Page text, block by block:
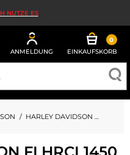
NUTZE ES
ANMELDUNG
0
EINKAUFSKORB
FÜR HERREN
FÜR DAMEN
TRAIL
HARLEY DAVIDSON 1450 FLHRCI 1450 ROAD KING CLASSIC